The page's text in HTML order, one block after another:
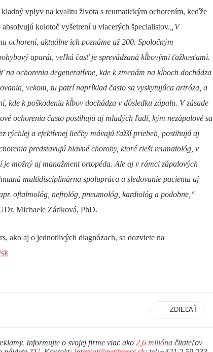
kladný vplyv na kvalitu života s reumatickým ochorením, keďže
kolotoč vyšetrení u viacerých špecialistov. „V
ochorení, aktuálne ich poznáme až 200. Spoločným
aparát, veľká časť je sprevádzaná kĺbovými ťažkosťami.
na ochorenia degeneratívne, kde k zmenám na kĺboch dochádza
vekom, tu patrí napríklad často sa vyskytujúca artróza, a
kde k poškodeniu kĺbov dochádza v dôsledku zápalu. V zásade
ochorenia často postihujú aj mladých ľudí, kým nezápalové sa
rýchlej a efektívnej liečby mávajú ťažší priebeh, postihujú aj
predstavujú hlavné choroby, ktoré rieši reumatológ, v
je možný aj manažment ortopéda. Ale aj v rámci zápalových
multidisciplinárna spolupráca a sledovanie pacienta aj
oftalmológ, nefrológ, pneumológ, kardiológ a podobne,“
Michaele Záriková, PhD.
ako aj o jednotlivých diagnózach, sa dozviete na
ZDIEĽAŤ
Informujte o svojej firme viac ako 2,6 milióna čitateľov